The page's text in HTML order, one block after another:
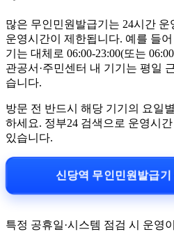
많은 무인민원발급기는 24시간
운영시간이 제한됩니다. 예를 들
기는 대체로 06:00-23:00(또는
관공서·주민센터 내 기기는 평일
습니다.
방문 전 반드시 해당 기기의 요일
하세요. 정부24 검색으로 운영시
있습니다.
신당역 무인민원발급
특정 공휴일·시스템 점검 시 운영